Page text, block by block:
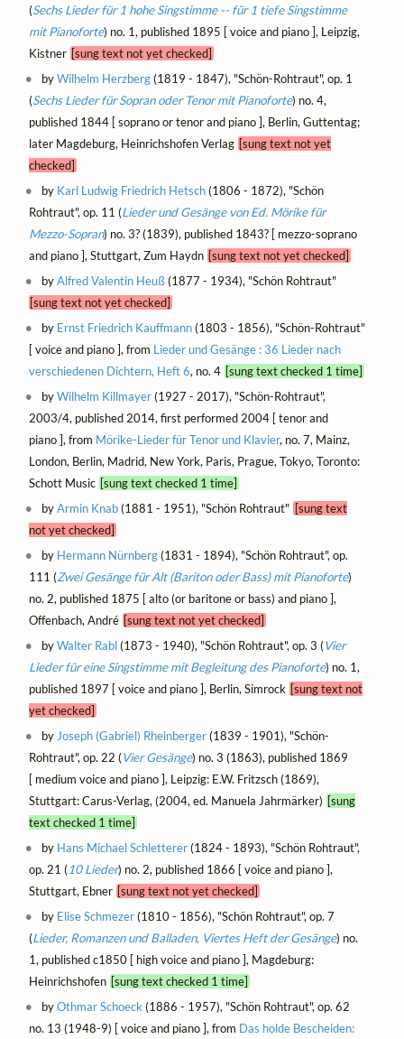
(Sechs Lieder für 1 hohe Singstimme -- für 1 tiefe Singstimme
mit Pianoforte) no. 1, published 1895 [ voice and piano ], Leipzig,
Kistner [sung text not yet checked]
byWilhelm Herzberg(1819 - 1847), "Schön-Rohtraut", op. 1
(Sechs Lieder für Sopran oder Tenor mit Pianoforte) no. 4,
published 1844 [ soprano or tenor and piano ], Berlin, Guttentag;
later Magdeburg, Heinrichshofen Verlag [sung text not yet
checked]
by Karl Ludwig Friedrich Hetsch(1806 - 1872), "Schön
Rohtraut", op. 11 (Lieder und Gesänge von Ed. Mörike für
Mezzo-Sopran) no. 3? (1839), published 1843? [ mezzo-soprano
and piano ], Stuttgart, Zum Haydn [sung text not yet checked]
byAlfred Valentin Heuß(1877 - 1934), "Schön Rohtraut"
[sung text not yet checked]
by Ernst Friedrich Kauffmann(1803 - 1856), "Schön-Rohtraut"
[ voice and piano ], from Lieder und Gesänge : 36 Lieder nach
verschiedenen Dichtern, Heft 6, no. 4 [sung text checked 1 time]
byWilhelm Killmayer(1927 - 2017), "Schön-Rohtraut",
2003/4, published 2014, first performed 2004 [ tenor and
piano ], from Mörike-Lieder für Tenor und Klavier, no. 7, Mainz,
London, Berlin, Madrid, New York, Paris, Prague, Tokyo, Toronto:
Schott Music [sung text checked 1 time]
byArmin Knab(1881 - 1951), "Schön Rohtraut" [sung text
not yet checked]
by Hermann Nürnberg(1831 - 1894), "Schön Rohtraut", op.
111 (Zwei Gesänge für Alt (Bariton oder Bass) mit Pianoforte)
no. 2, published 1875 [ alto (or baritone or bass) and piano ],
Offenbach, André [sung text not yet checked]
byWalter Rabl(1873 - 1940), "Schön Rohtraut", op. 3 (Vier
Lieder für eine Singstimme mit Begleitung des Pianoforte) no. 1,
published 1897 [ voice and piano ], Berlin, Simrock [sung text not
yet checked]
byJoseph (Gabriel) Rheinberger(1839 - 1901), "Schön-
Rohtraut", op. 22 (Vier Gesänge) no. 3 (1863), published 1869
[ medium voice and piano ], Leipzig: E.W. Fritzsch (1869),
Stuttgart: Carus-Verlag, (2004, ed. Manuela Jahrmärker) [sung
text checked 1 time]
by Hans Michael Schletterer(1824 - 1893), "Schön Rohtraut",
op. 21 (10 Lieder) no. 2, published 1866 [ voice and piano ],
Stuttgart, Ebner [sung text not yet checked]
by Elise Schmezer(1810 - 1856), "Schön Rohtraut", op. 7
(Lieder, Romanzen und Balladen, Viertes Heft der Gesänge) no.
1, published c1850 [ high voice and piano ], Magdeburg:
Heinrichshofen [sung text checked 1 time]
byOthmar Schoeck(1886 - 1957), "Schön Rohtraut", op. 62
no. 13 (1948-9) [ voice and piano ], from Das holde Bescheiden: